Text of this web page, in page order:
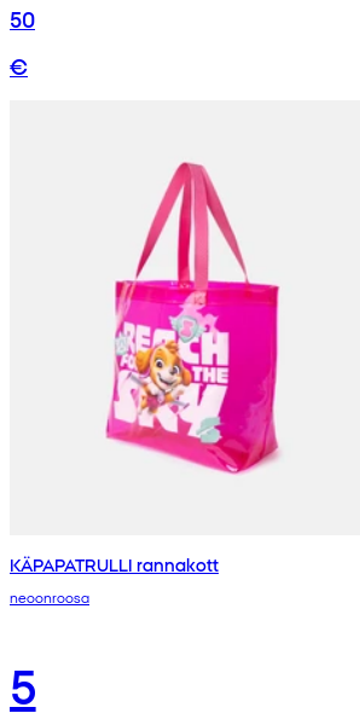
50
€
KÄPAPATRULLI rannakott
neoonroosa
5